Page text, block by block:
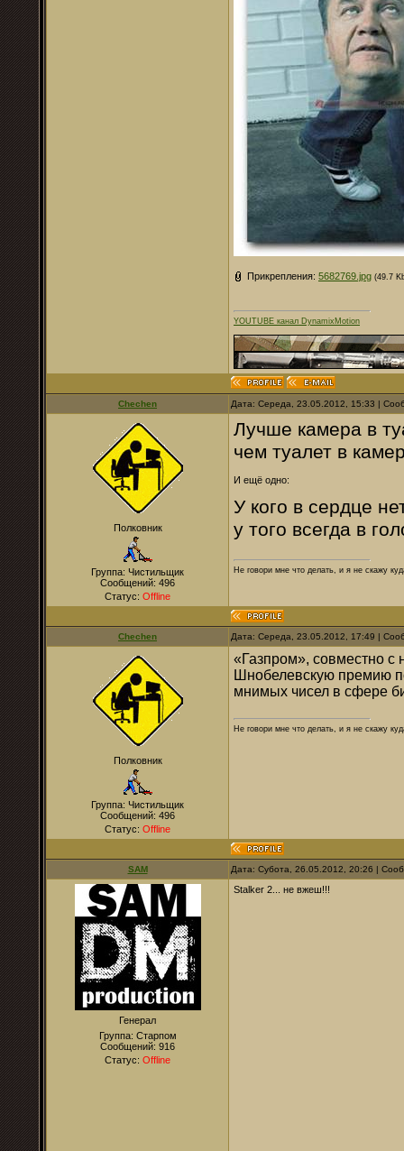
Прикрепления: 5682769.jpg (49.7
YOUTUBE канал DynamixMotion
Chechen Дата: Середа, 23.05.2012, 15:33 |
Полковник
Группа: Чистильщик
Сообщений: 496
Статус: Offline
Лучше камера в
чем туалет в
И ещё одно:
У кого в сердце
у того всегда в
Не говори мне что делать, и я не скажу
Chechen Дата: Середа, 23.05.2012, 17:49 |
Полковник
Группа: Чистильщик
Сообщений: 496
Статус: Offline
«Газпром», совместно с
Шнобелевскую премию
мнимых чисел в сфере
Не говори мне что делать, и я не скажу
SAM Дата: Субота, 26.05.2012, 20:26 |
Генерал
Группа: Старпом
Сообщений: 916
Статус: Offline
Stalker 2... не вжеш!!!